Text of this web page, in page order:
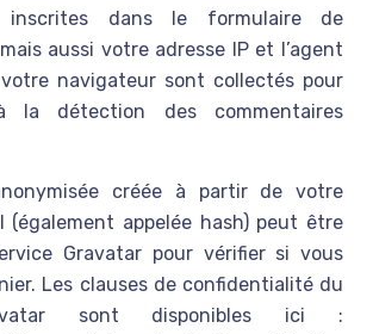
inscrites dans le formulaire de
aussi votre adresse IP et l’agent
navigateur sont collectés pour
la détection des commentaires
créée à partir de votre
(également appelée hash) peut être
Gravatar pour vérifier si vous
Les clauses de confidentialité du
sont disponibles ici :